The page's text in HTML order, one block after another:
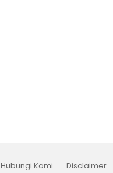
Hubungi Kami
Disclaimer